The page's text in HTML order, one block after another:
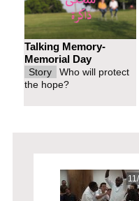
Talking Memory-
Memorial Day
Story
Who will protect
the hope?